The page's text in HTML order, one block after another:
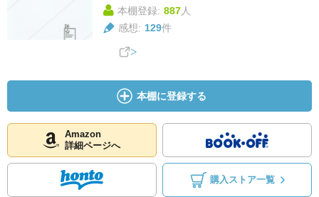
本棚登録: 887人
感想: 129件
本棚に登録する
Amazon
詳細ページへ
購入ストア一覧